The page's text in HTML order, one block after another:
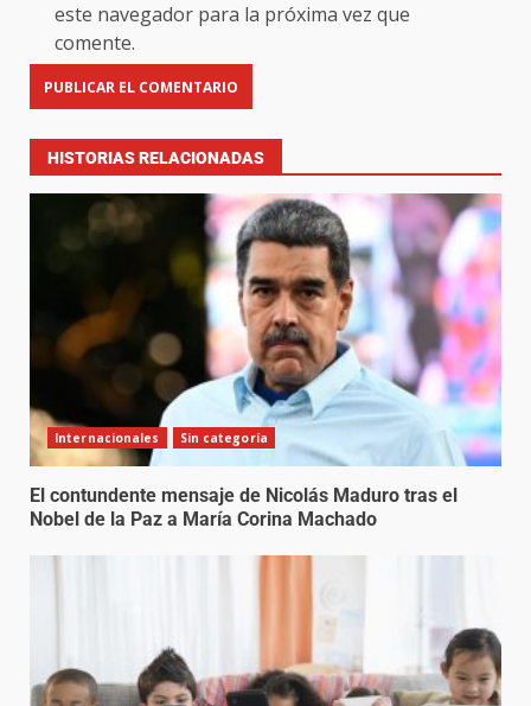
este navegador para la próxima vez que
comente.
HISTORIAS RELACIONADAS
Internacionales Sin categoría
El contundente mensaje de Nicolás Maduro tras el
Nobel de la Paz a María Corina Machado